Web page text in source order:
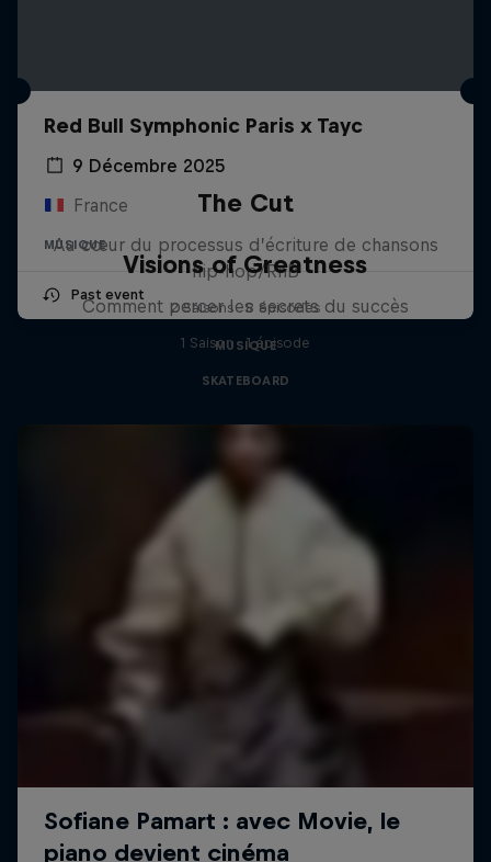
Red Bull Symphonic Paris x Tayc
9 Décembre 2025
France
MUSIQUE
Past event
The Cut
Au cœur du processus d’écriture de chansons
hip-hop/RnB
2 Saisons · 8 épisodes
MUSIQUE
Visions of Greatness
Comment percer les secrets du succès
1 Saison · 1 épisode
SKATEBOARD